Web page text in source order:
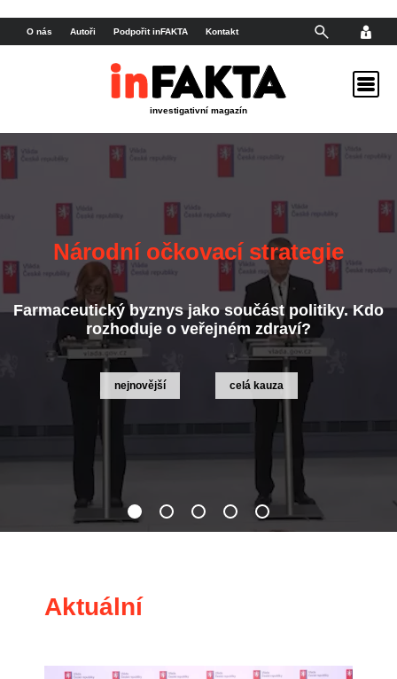
Aktuální
Kauza Dozimetr
zločinný systém, který vysával veřejné peníze
nejnovější celá kauza
investigativní magazín
O nás Autoři Podpořit inFAKTA Kontakt